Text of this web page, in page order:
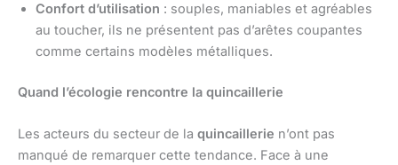
Confort d’utilisation : souples, maniables et agréables
au toucher, ils ne présentent pas d’arêtes coupantes
comme certains modèles métalliques.
Quand l’écologie rencontre la quincaillerie
Les acteurs du secteur de la quincaillerie n’ont pas
manqué de remarquer cette tendance. Face à une